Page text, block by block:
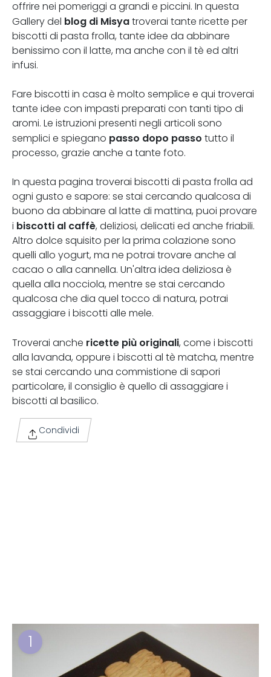
offrire nei pomeriggi a grandi e piccini. In questa
Gallery del blog di Misya troverai tante ricette per
biscotti di pasta frolla, tante idee da abbinare
benissimo con il latte, ma anche con il tè ed altri
infusi.
Fare biscotti in casa è molto semplice e qui troverai
tante idee con impasti preparati con tanti tipo di
aromi. Le istruzioni presenti negli articoli sono
semplici e spiegano passo dopo passo tutto il
processo, grazie anche a tante foto.
In questa pagina troverai biscotti di pasta frolla ad
ogni gusto e sapore: se stai cercando qualcosa di
buono da abbinare al latte di mattina, puoi provare
i biscotti al caffè, deliziosi, delicati ed anche friabili.
Altro dolce squisito per la prima colazione sono
quelli allo yogurt, ma ne potrai trovare anche al
cacao o alla cannella. Un'altra idea deliziosa è
quella alla nocciola, mentre se stai cercando
qualcosa che dia quel tocco di natura, potrai
assaggiare i biscotti alle mele.
Troverai anche ricette più originali, come i biscotti
alla lavanda, oppure i biscotti al tè matcha, mentre
se stai cercando una commistione di sapori
particolare, il consiglio è quello di assaggiare i
biscotti al basilico.
Condividi
1